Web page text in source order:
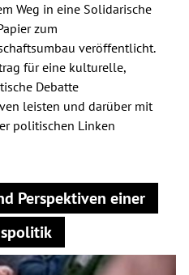
Weg in eine Solidarische
zum
veröffentlicht.
für eine kulturelle,
Debatte
leisten und darüber mit
politischen Linken
Perspektiven einer